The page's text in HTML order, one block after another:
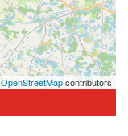
OpenStreetMapcontributors